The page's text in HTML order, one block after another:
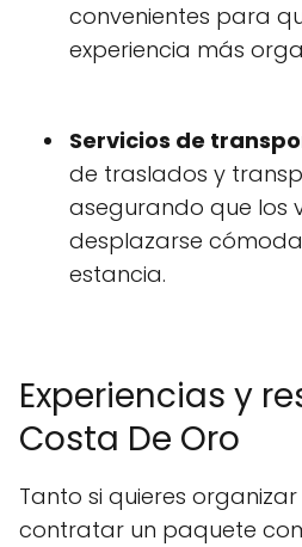
convenientes para
experiencia más
Servicios de
de traslados y
asegurando que los
desplazarse
estancia.
Experiencias y
Costa De Oro
Tanto si quieres
contratar un paquete